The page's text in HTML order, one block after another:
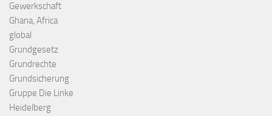
Gewerkschaft
Ghana, Africa
global
Grundgesetz
Grundrechte
Grundsicherung
Gruppe Die Linke
Heidelberg